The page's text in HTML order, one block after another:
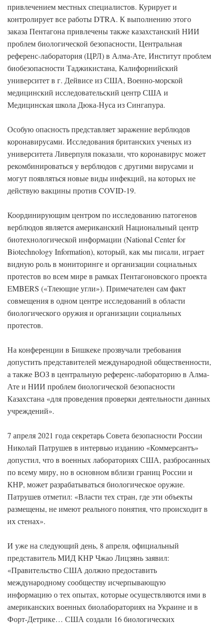
привлечением местных специалистов. Курирует и
контролирует все работы DTRA. К выполнению этого
заказа Пентагона привлечены также казахстанский НИИ
проблем биологической безопасности, Центральная
референс-лаборатория (ЦРЛ) в Алма-Ате, Институт проблем
биобезопасности Таджикистана, Калифорнийский
университет в г. Дейвисе из США, Военно-морской
медицинский исследовательский центр США и
Медицинская школа Дюка-Нуса из Сингапура.
Особую опасность представляет заражение верблюдов
коронавирусами. Исследования британских ученых из
университета Ливерпуля показали, что коронавирус может
рекомбинироваться у верблюдов с другими вирусами и
могут появляться новые виды инфекций, на которых не
действую вакцины против COVID-19.
Координирующим центром по исследованию патогенов
верблюдов является американский Национальный центр
биотехнологической информации (National Center for
Biotechnology Information), который, как мы писали, играет
видную роль в мониторинге и организации социальных
протестов во всем мире в рамках Пентагоновского проекта
EMBERS («Тлеющие угли»). Примечателен сам факт
совмещения в одном центре исследований в области
биологического оружия и организации социальных
протестов.
На конференции в Бишкеке прозвучали требования
допустить представителей международной общественности,
а также ВОЗ в центральную референс-лабораторию в Алма-
Ате и НИИ проблем биологической безопасности
Казахстана «для проведения проверки деятельности данных
учреждений».
7 апреля 2021 года секретарь Совета безопасности России
Николай Патрушев в интервью изданию «Коммерсантъ»
допустил, что в военных лабораториях США, разбросанных
по всему миру, но в основном вблизи границ России и
КНР, может разрабатываться биологическое оружие.
Патрушев отметил: «Власти тех стран, где эти объекты
размещены, не имеют реального понятия, что происходит в
их стенах».
И уже на следующий день, 8 апреля, официальный
представитель МИД КНР Чжао Лицзянь заявил:
«Правительство США должно предоставить
международному сообществу исчерпывающую
информацию о тех опытах, которые осуществляются ими в
американских военных биолабораториях на Украине и в
Форт-Детрике… США создали 16 биологических